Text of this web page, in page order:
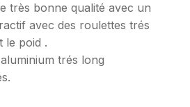
très bonne qualité avec un
avec des roulettes trés
le poid .
trés long